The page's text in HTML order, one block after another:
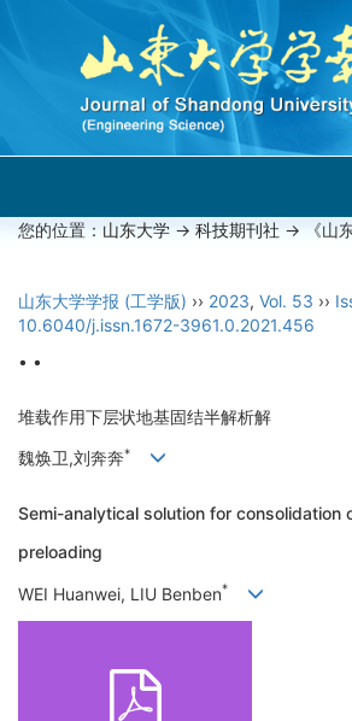
您的位置： 山东大学 -> 科技期刊社 -> 《山
山东大学学报 (工学版) ›› 2023, Vol. 53 ››
10.6040/j.issn.1672-3961.0.2021.456
• •
堆载作用下层状地基固结半解析解
魏焕卫,刘奔奔*
Semi-analytical solution for consolidation
preloading
WEI Huanwei, LIU Benben*